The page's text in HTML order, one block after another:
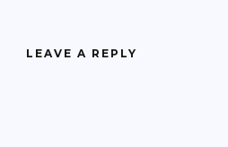
LEAVE A REPLY